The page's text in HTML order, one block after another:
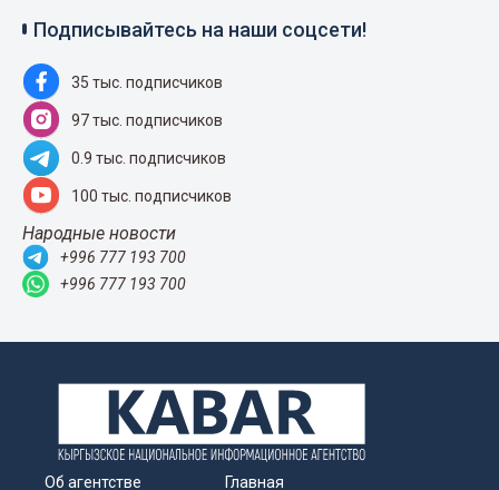
Подписывайтесь на наши соцсети!
35 тыс. подписчиков
97 тыс. подписчиков
0.9 тыс. подписчиков
100 тыс. подписчиков
Народные новости
+996 777 193 700
+996 777 193 700
Об агентстве Главная